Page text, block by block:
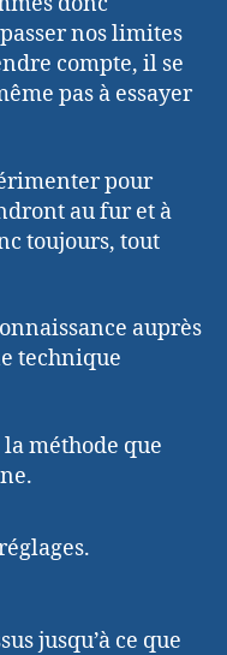
nos limites
compte, il se
pas à essayer
pour
au fur et à
toujours, tout
auprès
technique
la méthode que
jusqu’à ce que